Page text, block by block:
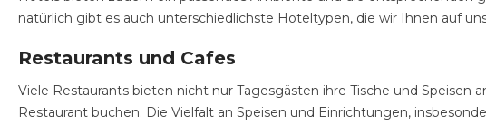
natürlich gibt es auch unterschiedlichste Hoteltypen, die wir Ihnen auf
Restaurants und Cafes
Viele Restaurants bieten nicht nur Tagesgästen ihre Tische und
Restaurant buchen. Die Vielfalt an Speisen und Einrichtungen,